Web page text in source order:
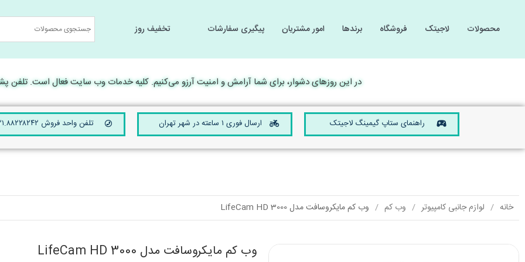
محصولات
کامپیوتر و لپ تاپ
موبایل و تبلت
لاجیتک فروشگاه برندها امور مشتریان پیگیری سفارشات
تخفیف روز
کامپیوتر و لپ تاپ
موبایل و تبلت
در این روزهای دشوار، برای شما آرامش و امنیت آرزو می‌کنیم. کلیه خدمات وب سایت فعال است. تلفن پشتیبانی 24 ساعته
راهنمای ستاپ گیمینگ لاجیتک ارسال فوری ۱ ساعته در شهر تهران تلفن واحد فروش ۰۲۱.۸۸۲۲۸۲۴۲
خانه لوازم جانبی کامپیوتر وب کم وب کم مایکروسافت مدل LifeCam HD 3000
وب کم مایکروسافت مدل LifeCam HD 3000